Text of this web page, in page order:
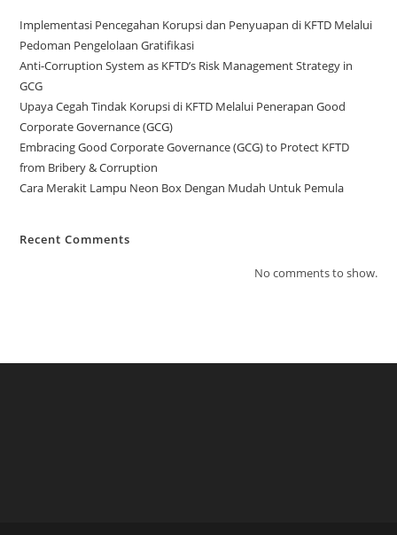
Implementasi Pencegahan Korupsi dan Penyuapan di KFTD Melalui
Pedoman Pengelolaan Gratifikasi
Anti-Corruption System as KFTD’s Risk Management Strategy in
GCG
Upaya Cegah Tindak Korupsi di KFTD Melalui Penerapan Good
Corporate Governance (GCG)
Embracing Good Corporate Governance (GCG) to Protect KFTD
from Bribery & Corruption
Cara Merakit Lampu Neon Box Dengan Mudah Untuk Pemula
Recent Comments
No comments to show.